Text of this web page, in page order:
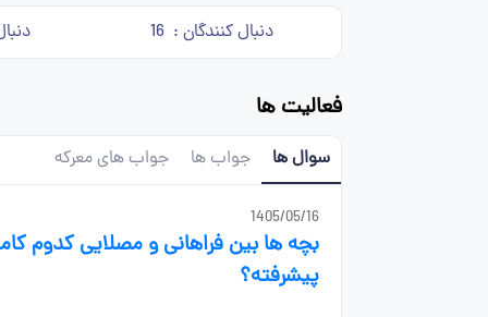
دنبال کنندگان : 16
فعالیت ها
سوال ها جواب ها جواب های معرکه
1405/05/16
بچه ها بین فراهانی و مصلایی کدوم
پیشرفته؟